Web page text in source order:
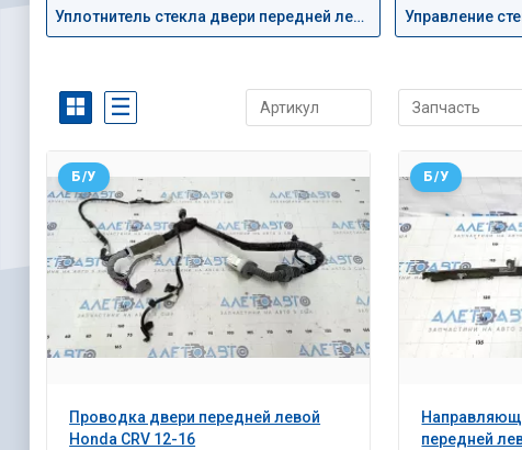
Уплотнитель стекла двери передней левой (1)
Проводка двери передней левой
Honda CRV 12-16
Б/У
передней
Б/У